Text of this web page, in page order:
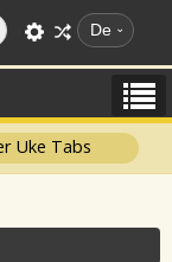
De
Uke Tabs